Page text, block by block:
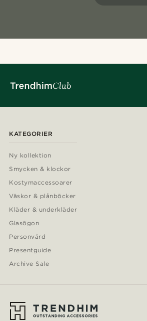
KATEGORIER
Ny kollektion
Smycken & klockor
Kostymaccessoarer
Väskor & plånböcker
Kläder & underkläder
Glasögon
Personvård
Presentguide
Archive Sale